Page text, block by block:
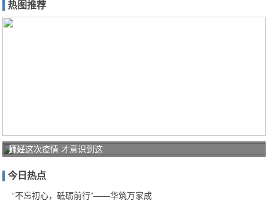
热图推荐
打好
防疫
保卫
通过这次疫情 才意识到这
今日热点
“不忘初心，砥砺前行”——华筑万家成